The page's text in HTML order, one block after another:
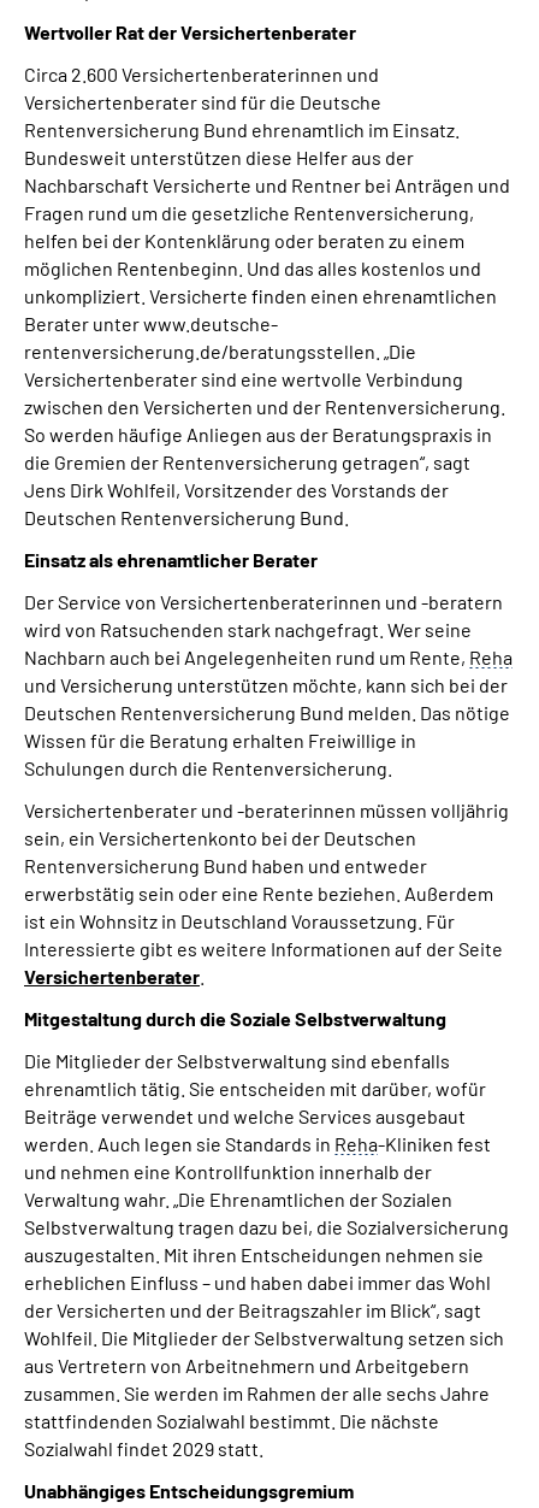
Wertvoller Rat der Versichertenberater
Circa 2.600 Versichertenberaterinnen und
Versichertenberater sind für die Deutsche
Rentenversicherung Bund ehrenamtlich im Einsatz.
Bundesweit unterstützen diese Helfer aus der
Nachbarschaft Versicherte und Rentner bei Anträgen und
Fragen rund um die gesetzliche Rentenversicherung,
helfen bei der Kontenklärung oder beraten zu einem
möglichen Rentenbeginn. Und das alles kostenlos und
unkompliziert. Versicherte finden einen ehrenamtlichen
Berater unter www.deutsche-
rentenversicherung.de/beratungsstellen. „Die
Versichertenberater sind eine wertvolle Verbindung
zwischen den Versicherten und der Rentenversicherung.
So werden häufige Anliegen aus der Beratungspraxis in
die Gremien der Rentenversicherung getragen“, sagt
Jens Dirk Wohlfeil, Vorsitzender des Vorstands der
Deutschen Rentenversicherung Bund.
Einsatz als ehrenamtlicher Berater
Der Service von Versichertenberaterinnen und -beratern
wird von Ratsuchenden stark nachgefragt. Wer seine
Nachbarn auch bei Angelegenheiten rund um Rente, Reha
und Versicherung unterstützen möchte, kann sich bei der
Deutschen Rentenversicherung Bund melden. Das nötige
Wissen für die Beratung erhalten Freiwillige in
Schulungen durch die Rentenversicherung.
Versichertenberater und -beraterinnen müssen volljährig
sein, ein Versichertenkonto bei der Deutschen
Rentenversicherung Bund haben und entweder
erwerbstätig sein oder eine Rente beziehen. Außerdem
ist ein Wohnsitz in Deutschland Voraussetzung. Für
Interessierte gibt es weitere Informationen auf der Seite
Versichertenberater
Mitgestaltung durch die Soziale Selbstverwaltung
Die Mitglieder der Selbstverwaltung sind ebenfalls
ehrenamtlich tätig. Sie entscheiden mit darüber, wofür
Beiträge verwendet und welche Services ausgebaut
werden. Auch legen sie Standards in Reha-Kliniken fest
und nehmen eine Kontrollfunktion innerhalb der
Verwaltung wahr. „Die Ehrenamtlichen der Sozialen
Selbstverwaltung tragen dazu bei, die Sozialversicherung
auszugestalten. Mit ihren Entscheidungen nehmen sie
erheblichen Einfluss – und haben dabei immer das Wohl
der Versicherten und der Beitragszahler im Blick“, sagt
Wohlfeil. Die Mitglieder der Selbstverwaltung setzen sich
aus Vertretern von Arbeitnehmern und Arbeitgebern
zusammen. Sie werden im Rahmen der alle sechs Jahre
stattfindenden Sozialwahl bestimmt. Die nächste
Sozialwahl findet 2029 statt.
Unabhängiges Entscheidungsgremium